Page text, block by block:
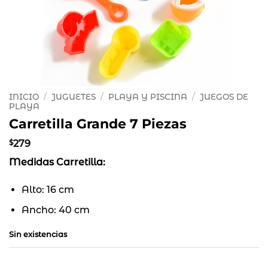
INICIO / JUGUETES / PLAYA Y PISCINA / JUEGOS DE
PLAYA
Carretilla Grande 7 Piezas
$279
Medidas Carretilla:
Alto: 16 cm
Ancho: 40 cm
Sin existencias